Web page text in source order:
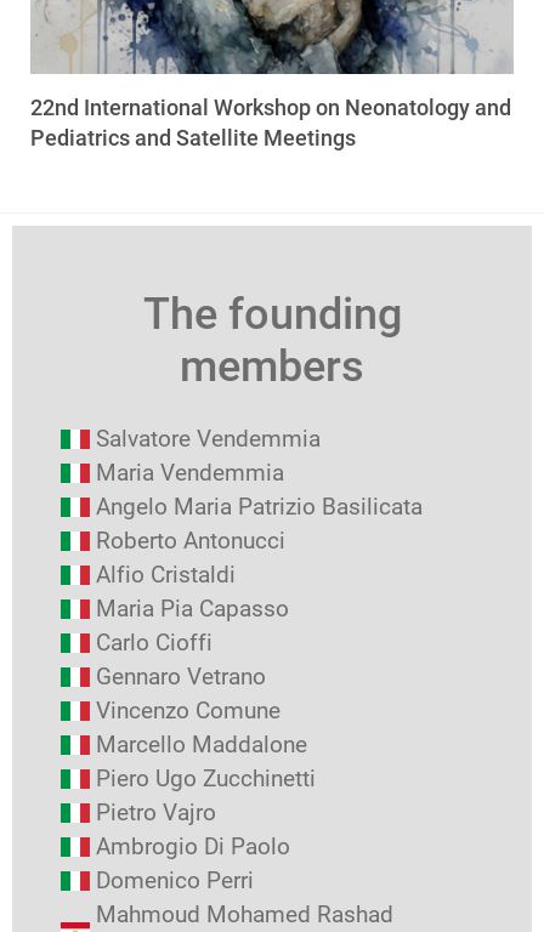
22nd International Workshop on Neonatology and
Pediatrics and Satellite Meetings
The founding
members
Salvatore Vendemmia
Maria Vendemmia
Angelo Maria Patrizio Basilicata
Roberto Antonucci
Alfio Cristaldi
Maria Pia Capasso
Carlo Cioffi
Gennaro Vetrano
Vincenzo Comune
Marcello Maddalone
Piero Ugo Zucchinetti
Pietro Vajro
Ambrogio Di Paolo
Domenico Perri
Mahmoud Mohamed Rashad